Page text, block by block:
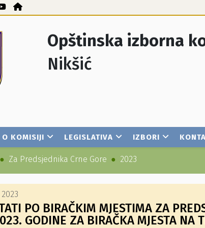
Opštinska izborna
Nikšić
O KOMISIJI LEGISLATIVA IZBORI
Za Predsjednika Crne Gore 2023
PO BIRAČKIM MJESTIMA ZA
GODINE ZA BIRAČKA MJESTA NA